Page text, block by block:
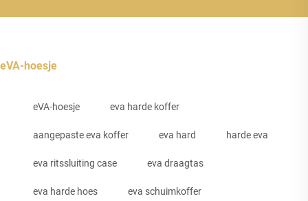
eVA-hoesje
eVA-hoesje eva harde koffer
aangepaste eva koffer eva hard harde eva
eva ritssluiting case eva draagtas
eva harde hoes eva schuimkoffer